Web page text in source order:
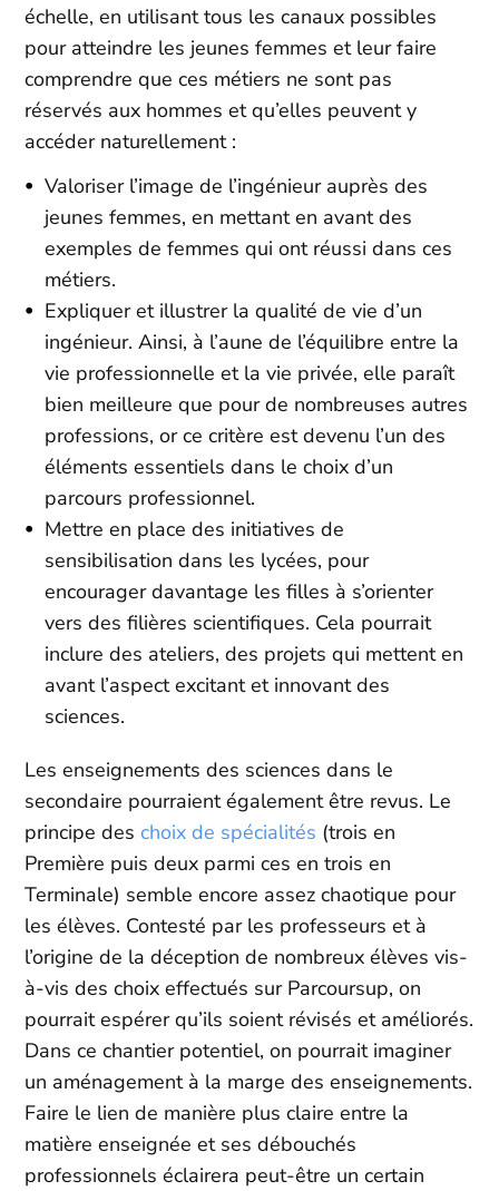
échelle, en utilisant tous les canaux possibles
pour atteindre les jeunes femmes et leur faire
comprendre que ces métiers ne sont pas
réservés aux hommes et qu’elles peuvent y
accéder naturellement :
Valoriser l’image de l’ingénieur auprès des
jeunes femmes, en mettant en avant des
exemples de femmes qui ont réussi dans ces
métiers.
Expliquer et illustrer la qualité de vie d’un
ingénieur. Ainsi, à l’aune de l’équilibre entre la
vie professionnelle et la vie privée, elle paraît
bien meilleure que pour de nombreuses autres
professions, or ce critère est devenu l’un des
éléments essentiels dans le choix d’un
parcours professionnel.
Mettre en place des initiatives de
sensibilisation dans les lycées, pour
encourager davantage les filles à s’orienter
vers des filières scientifiques. Cela pourrait
inclure des ateliers, des projets qui mettent en
avant l’aspect excitant et innovant des
sciences.
Les enseignements des sciences dans le
secondaire pourraient également être revus. Le
principe deschoix de spécialités (trois en
Première puis deux parmi ces en trois en
Terminale) semble encore assez chaotique pour
les élèves. Contesté par les professeurs et à
l’origine de la déception de nombreux élèves vis-
à-vis des choix effectués sur Parcoursup, on
pourrait espérer qu’ils soient révisés et améliorés.
Dans ce chantier potentiel, on pourrait imaginer
un aménagement à la marge des enseignements.
Faire le lien de manière plus claire entre la
matière enseignée et ses débouchés
professionnels éclairera peut-être un certain